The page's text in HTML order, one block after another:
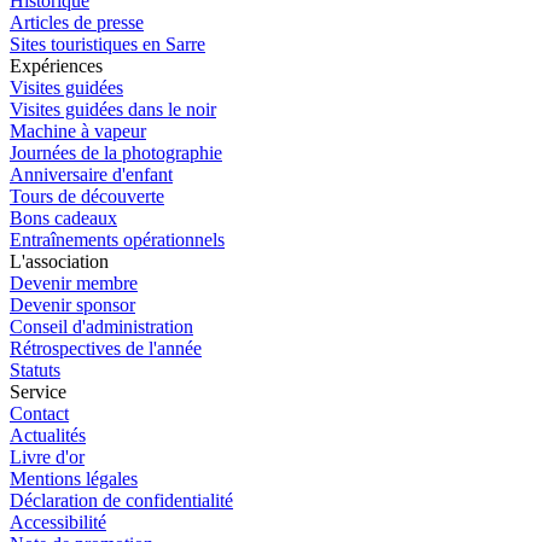
Articles de presse
Sites touristiques en Sarre
Expériences
Visites guidées
Visites guidées dans le noir
Machine à vapeur
Journées de la photographie
Anniversaire d'enfant
Tours de découverte
Bons cadeaux
Entraînements opérationnels
L'association
Devenir membre
Devenir sponsor
Conseil d'administration
Rétrospectives de l'année
Statuts
Service
Contact
Actualités
Livre d'or
Mentions légales
Déclaration de confidentialité
Accessibilité